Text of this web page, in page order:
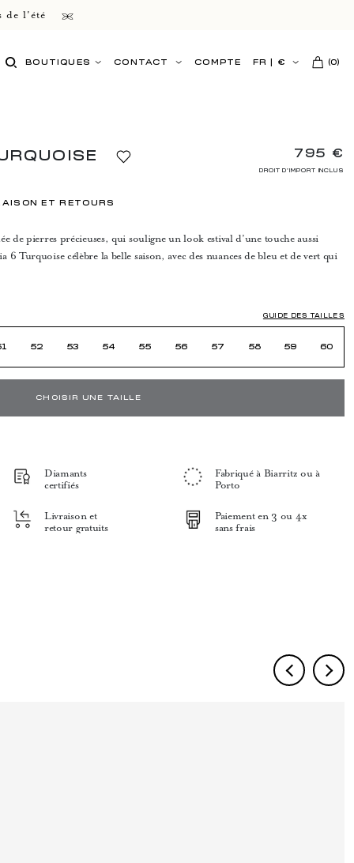
de l'été
BOUTIQUES CONTACT COMPTE FR € (0)
795 €
DROIT D'IMPORT INCLUS
ET RETOURS
de pierres précieuses, qui souligne un look estival d’une touche aussi
6 Turquoise célèbre la belle saison, avec des nuances de bleu et de vert qui
GUIDE DES TAILLES
52 53 54 55 56 57 58 59 60
CHOISIR UNE TAILLE
Diamants
certifiés
Fabriqué à Biarritz ou à
Porto
Livraison et
retour gratuits
Paiement en 3 ou 4x
sans frais